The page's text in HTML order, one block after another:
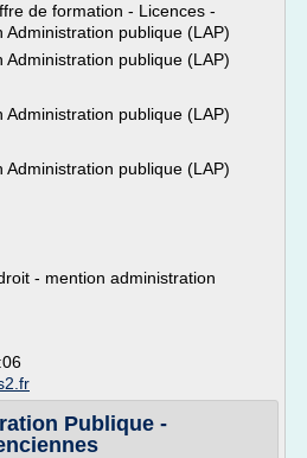
de formation - Licences -
publique (LAP)
publique (LAP)
publique (LAP)
publique (LAP)
- mention administration
Publique -